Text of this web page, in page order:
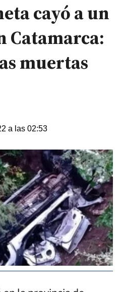
cayó a un
Catamarca:
muertas
a las 02:53